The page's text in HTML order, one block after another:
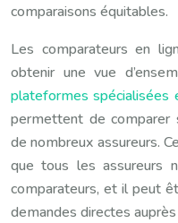
comparaisons équitables.
Les comparateurs en
obtenir une vue
plateformes spécialisées
permettent de comparer
de nombreux assureurs.
que tous les assureurs
comparateurs, et il peut
demandes directes